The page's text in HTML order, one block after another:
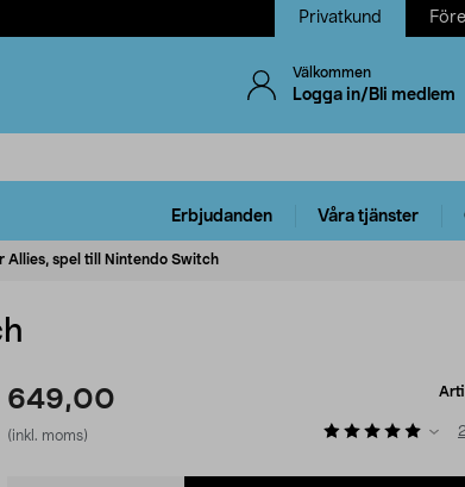
Privatkund
Välkommen
Logga in/Bli medlem
Erbjudanden Våra tjänster
Allies, spel till Nintendo Switch
649,00
(inkl. moms)